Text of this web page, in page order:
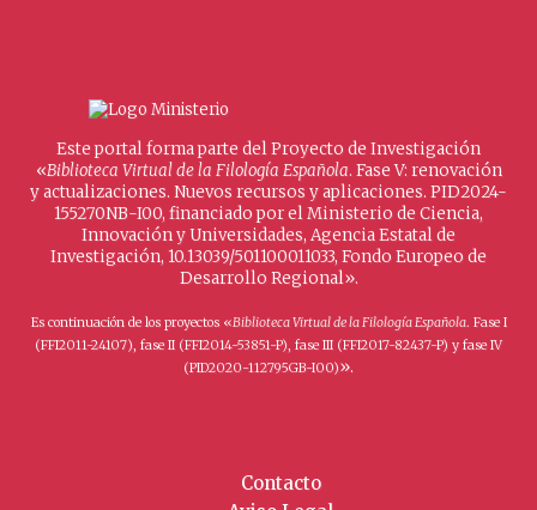
Este portal forma parte del Proyecto de Investigación
«Biblioteca Virtual de la Filología Española. Fase V: renovación
y actualizaciones. Nuevos recursos y aplicaciones. PID2024-
155270NB-I00, financiado por el Ministerio de Ciencia,
Innovación y Universidades, Agencia Estatal de
Investigación, 10.13039/501100011033, Fondo Europeo de
Desarrollo Regional».
Es continuación de los proyectos «Biblioteca Virtual de la Filología Española. Fase I
(FFI2011-24107), fase II (FFI2014-53851-P), fase III (FFI2017-82437-P) y fase IV
(PID2020-112795GB-I00)».
Contacto